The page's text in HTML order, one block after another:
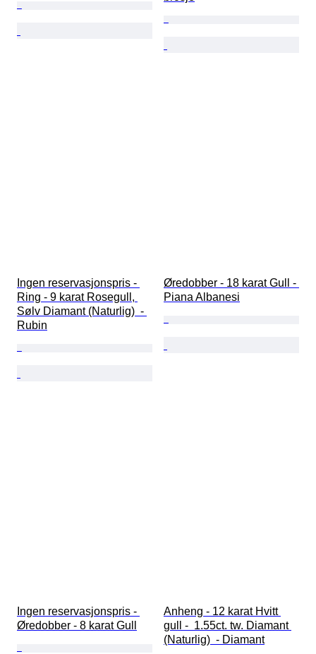
Ingen reservasjonspris -
Ring - 9 karat Rosegull,
Sølv Diamant (Naturlig)  -
Rubin
Øredobber - 18 karat Gull -
Piana Albanesi
Ingen reservasjonspris -
Øredobber - 8 karat Gull
Anheng - 12 karat Hvitt
gull -  1.55ct. tw. Diamant
(Naturlig)  - Diamant